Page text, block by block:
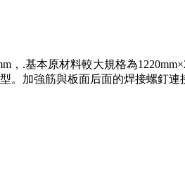
.基本原材料較大規格為
。加強筋與板面后面的焊接螺釘連